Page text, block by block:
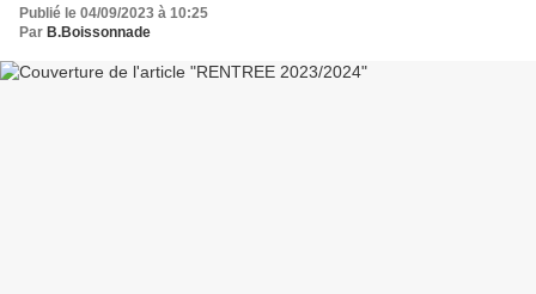
Publié le 04/09/2023 à 10:25
Par B.Boissonnade